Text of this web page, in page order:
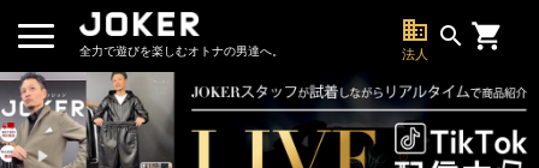
全力で遊びを楽しむオトナの男達へ。
business
法人
search